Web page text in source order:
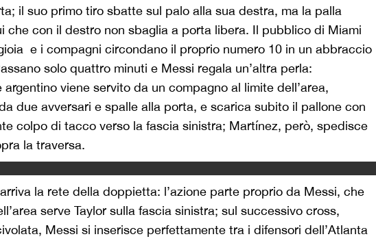
il suo primo tiro sbatte sul palo alla sua destra, ma la palla
che con il destro non sbaglia a porta libera. Il pubblico di Miami
e i compagni circondano il proprio numero 10 in un abbraccio
solo quattro minuti e Messi regala un’altra perla:
argentino viene servito da un compagno al limite dell’area,
due avversari e spalle alla porta, e scarica subito il pallone con
colpo di tacco verso la fascia sinistra; Martínez, però, spedisce
la traversa.
la rete della doppietta: l’azione parte proprio da Messi, che
serve Taylor sulla fascia sinistra; sul successivo cross,
Messi si inserisce perfettamente tra i difensori dell’Atlanta